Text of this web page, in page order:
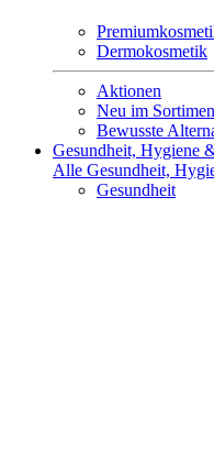
Dermokosmetik
Aktionen
Neu im
Bewusste
Gesundheit, Hygiene
Alle Gesundheit,
Gesundheit